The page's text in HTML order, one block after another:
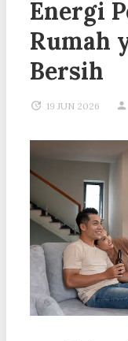
Energi
Rumah
Bersih
19 JUN 2026